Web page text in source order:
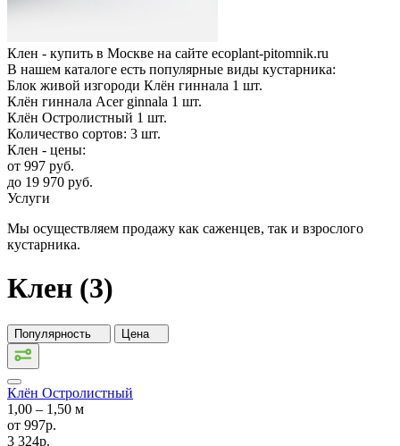
Клен - купить в Москве на сайте ecoplant-pitomnik.ru
В нашем каталоге есть популярные виды кустарника:
Блок живой изгороди Клён гиннала 1 шт.
Клён гиннала Acer ginnala 1 шт.
Клён Остролистный 1 шт.
Количество сортов: 3 шт.
Клен - цены:
от 997 руб.
до 19 970 руб.
Услуги
Мы осуществляем продажу как саженцев, так и взрослого
кустарника.
Клен (3)
Популярность Цена
Клён Остролистный
1,00 ‒ 1,50 м
от 997р.
3 324р.